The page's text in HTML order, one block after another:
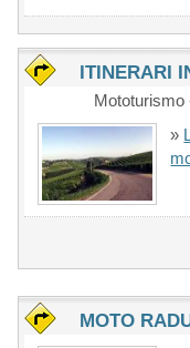
ITINERARI
Mototurismo
»
MOTO